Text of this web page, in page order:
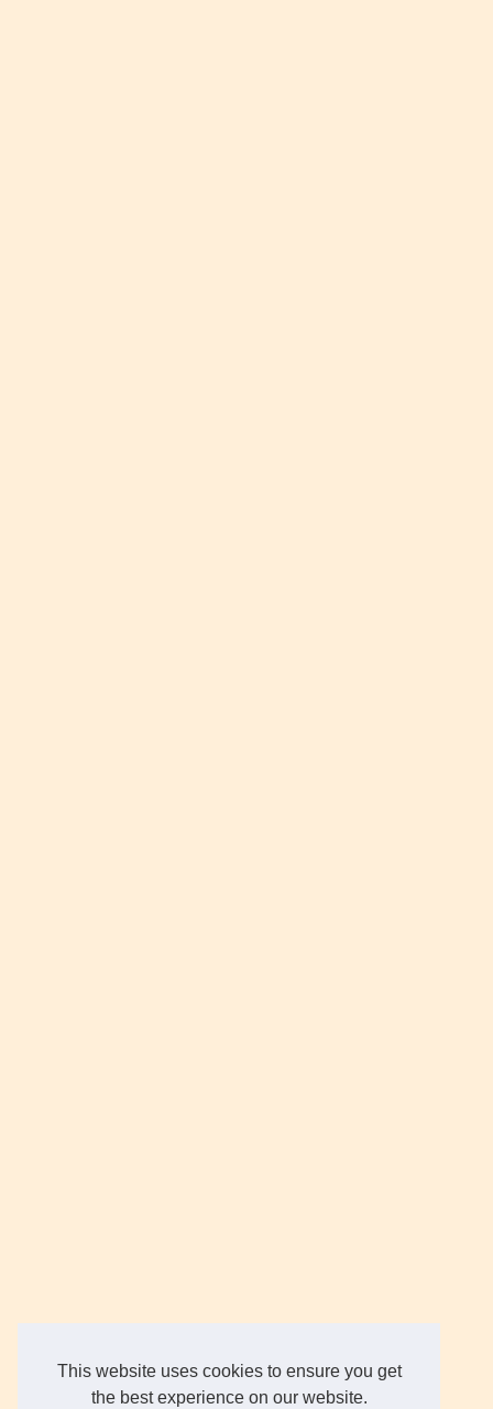
This website uses cookies to ensure you get
the best experience on our website.